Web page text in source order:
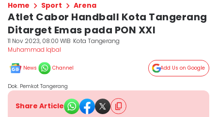
Home Sport Arena
Atlet Cabor Handball Kota Tangerang
Ditarget Emas pada PON XXI
11 Nov 2023, 08:00 WIB Kota Tangerang
Muhammad Iqbal
News Channel Add Us on Google
Dok. Pemkot Tangerang
Share Article